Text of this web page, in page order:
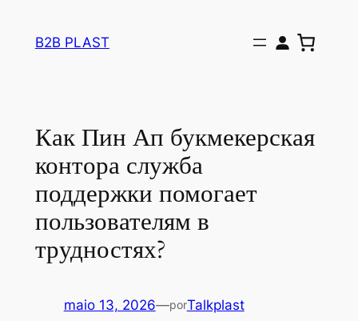
B2B PLAST
Как Пин Ап букмекерская
контора служба
поддержки помогает
пользователям в
трудностях?
maio 13, 2026—porTalkplast